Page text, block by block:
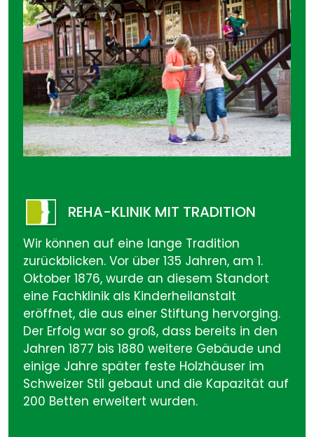
REHA-KLINIK MIT TRADITION
Wir können auf eine lange Tradition
zurückblicken. Vor über 135 Jahren, am 1.
Oktober 1876, wurde an diesem Standort
eine Fachklinik als Kinderheilanstalt
eröffnet, die aus einer Stiftung hervorging.
Der Erfolg war so groß, dass bereits in den
Jahren 1877 bis 1880 weitere Gebäude und
einige Jahre später feste Holzhäuser im
Schweizer Stil gebaut und die Kapazität auf
200 Betten erweitert wurden.